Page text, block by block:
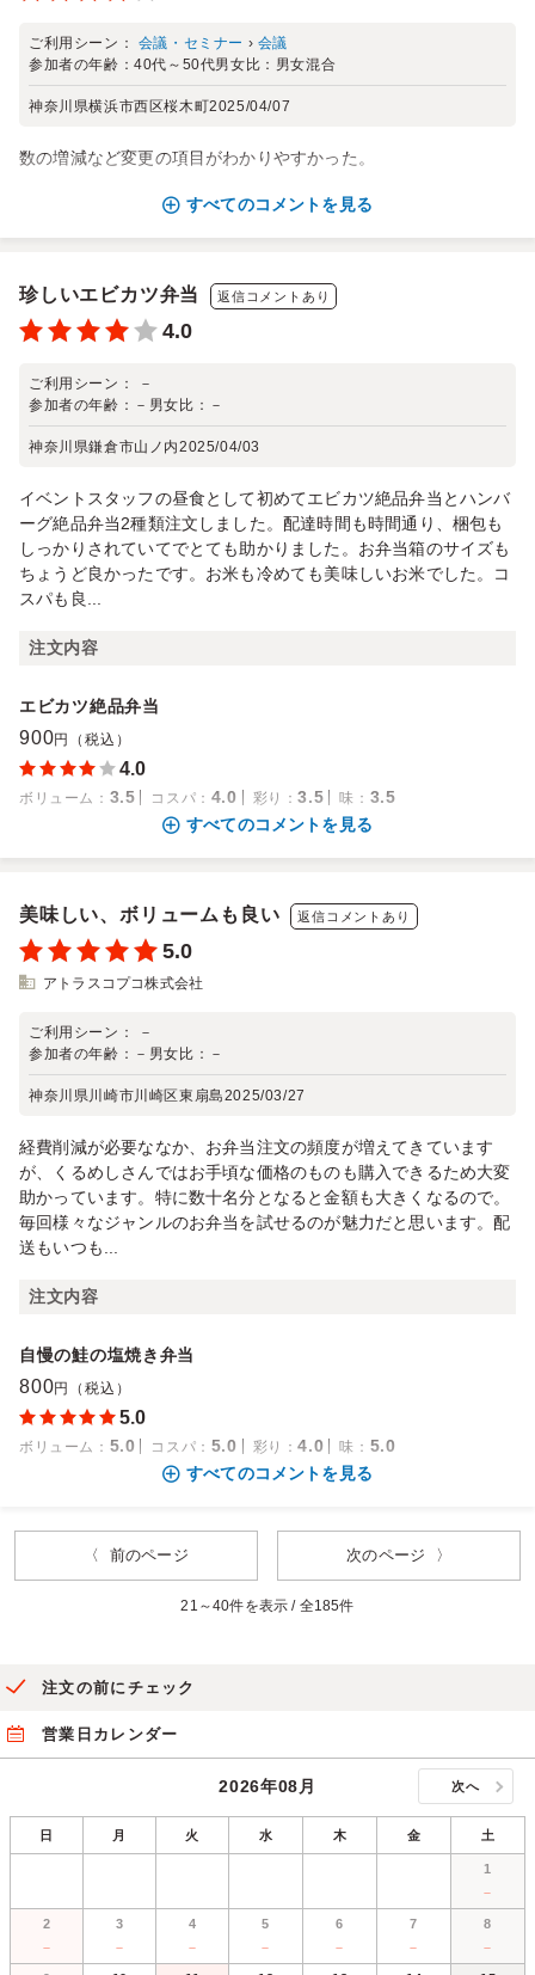
ご利用シーン： 会議・セミナー › 会議
参加者の年齢：40代～50代男女比： 男女混合
神奈川県横浜市西区桜木町2025/04/07
数の増減など変更の項目がわかりやすかった。
すべてのコメントを見る
珍しいエビカツ弁当 返信コメントあり
4.0
ご利用シーン：
－
参加者の年齢： － 男女比： －
神奈川県鎌倉市山ノ内2025/04/03
イベントスタッフの昼食として初めてエビカツ絶品弁当とハンバ
ーグ絶品弁当2種類注文しました。配達時間も時間通り、梱包も
しっかりされていてでとても助かりました。お弁当箱のサイズも
ちょうど良かったです。お米も冷めても美味しいお米でした。コ
スパも良...
注文内容
エビカツ絶品弁当
900円（税込）
4.0
ボリューム ： 3.5 コスパ ： 4.0 彩り ：3.5 味 ： 3.5
すべてのコメントを見る
美味しい、ボリュームも良い 返信コメントあり
5.0
アトラスコプコ株式会社
ご利用シーン：
－
参加者の年齢： － 男女比： －
神奈川県川崎市川崎区東扇島2025/03/27
経費削減が必要ななか、お弁当注文の頻度が増えてきています
が、くるめしさんではお手頃な価格のものも購入できるため大変
助かっています。特に数十名分となると金額も大きくなるので。
毎回様々なジャンルのお弁当を試せるのが魅力だと思います。配
送もいつも...
注文内容
自慢の鮭の塩焼き弁当
800円（税込）
5.0
ボリューム ： 5.0 コスパ ： 5.0 彩り ：4.0 味 ： 5.0
すべてのコメントを見る
〈 前のページ 次のページ 〉
21～40件を表示 / 全185件
注文の前にチェック
営業日カレンダー
2026年08月 次へ
日 月 火 水 木 金 土
1
－
2
－
3
－
4
－
5
－
6
－
7
－
8
－